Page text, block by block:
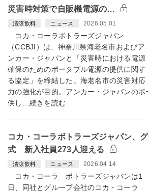
災害時対策で自販機電源の…
清涼飲料 ニュース 2026.05.01
コカ・コーラボトラーズジャパン
（CCBJI）は、神奈川県海老名市およびア
ンカー・ジャパンと「災害時における電源
確保のためのポータブル電源の提供に関す
る協定」を締結した。海老名市の災害対応
力の強化が目的。アンカー・ジャパンの
供し…続きを読む
コカ・コーラボトラーズジャパン、
式 新入社員273人迎える
清涼飲料 ニュース 2026.04.14
コカ・コーラ ボトラーズジャパンは1
日、同社とグループ会社のコカ・コーラ